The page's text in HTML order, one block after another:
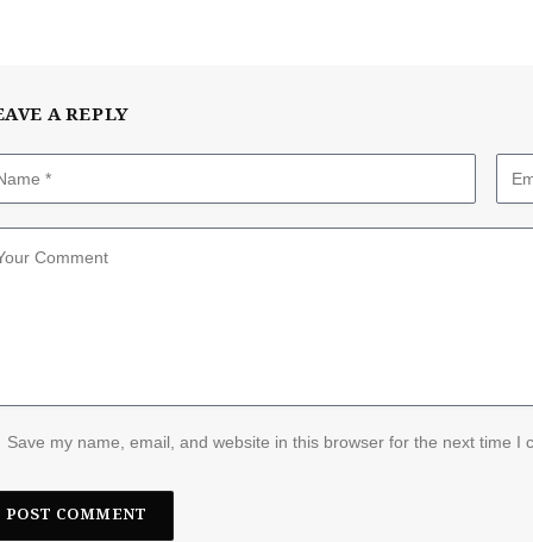
A REPLY
Save my name, email, and website in this browser for the next time I